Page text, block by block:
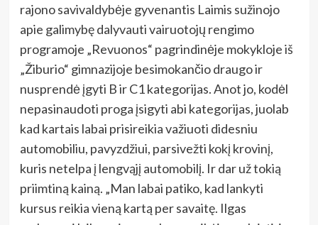
rajono savivaldybėje gyvenantis Laimis sužinojo
apie galimybę dalyvauti vairuotojų rengimo
programoje „Revuonos“ pagrindinėje mokykloje iš
„Žiburio“ gimnazijoje besimokančio draugo ir
nusprendė įgyti B ir C1 kategorijas. Anot jo, kodėl
nepasinaudoti proga įsigyti abi kategorijas, juolab
kad kartais labai prisireikia važiuoti didesniu
automobiliu, pavyzdžiui, parsivežti kokį krovinį,
kuris netelpa į lengvąjį automobilį. Ir dar už tokią
priimtiną kainą. „Man labai patiko, kad lankyti
kursus reikia vieną kartą per savaitę. Ilgas